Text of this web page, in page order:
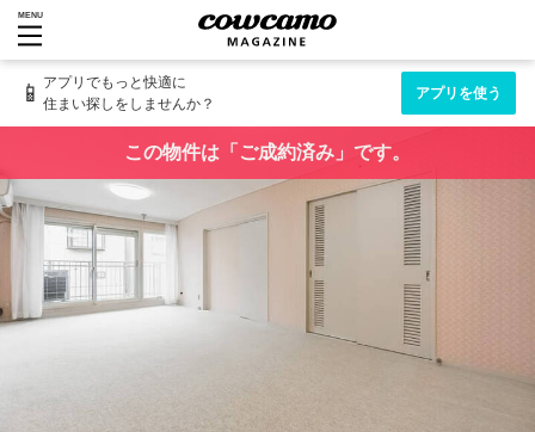
MENU
📱 アプリでもっと快適に
住まい探しをしませんか？
アプリを使う
この物件は「ご成約済み」です。